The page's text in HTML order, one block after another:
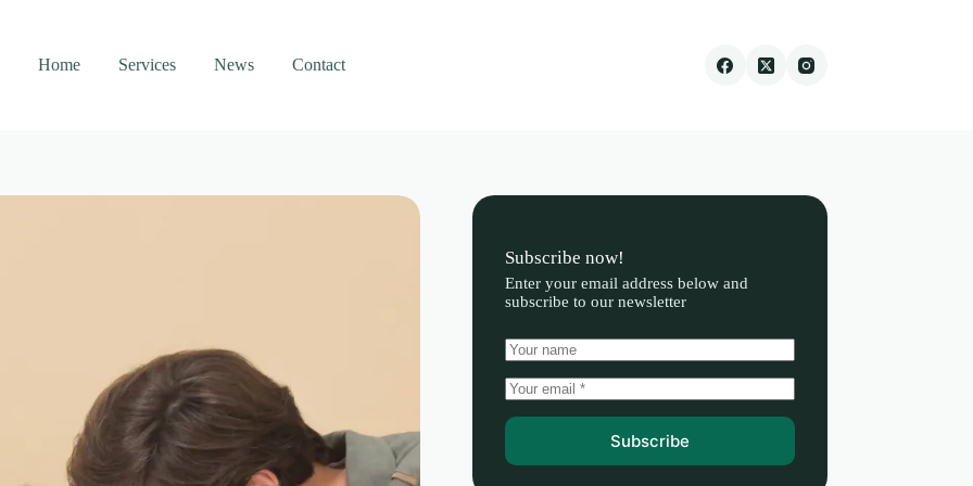
Home
Services News Contact
Subscribe now!
Enter your email address below and
subscribe to our newsletter
Subscribe